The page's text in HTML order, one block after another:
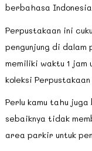
berbahasa
Perpustakaan ini
pengunjung di dalam
memiliki waktu 1 jam
koleksi Perpustakaan
Perlu kamu tahu juga
sebaiknya tidak
area parkir untuk